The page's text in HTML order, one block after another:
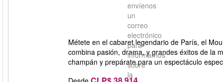
envíenos
un
correo
electrónico
para
informarnos
sobre
la
Métete en el cabaret legendario de París, el
combina pasión, drama, y grandes éxitos de la
champán y prepárate para un espectáculo